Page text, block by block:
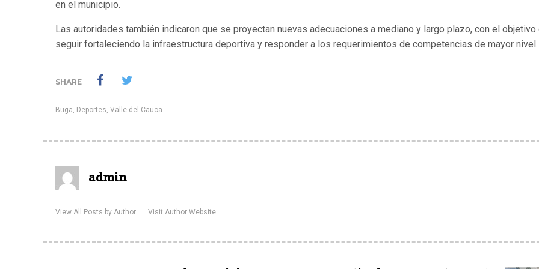
en el municipio.
Las autoridades también indicaron que se proyectan nuevas adecuaciones a mediano y largo plazo, con el objetivo
seguir fortaleciendo la infraestructura deportiva y responder a los requerimientos de competencias de mayor nivel.
SHARE
Buga, Deportes, Valle del Cauca
admin
View All Posts by Author Visit Author Website